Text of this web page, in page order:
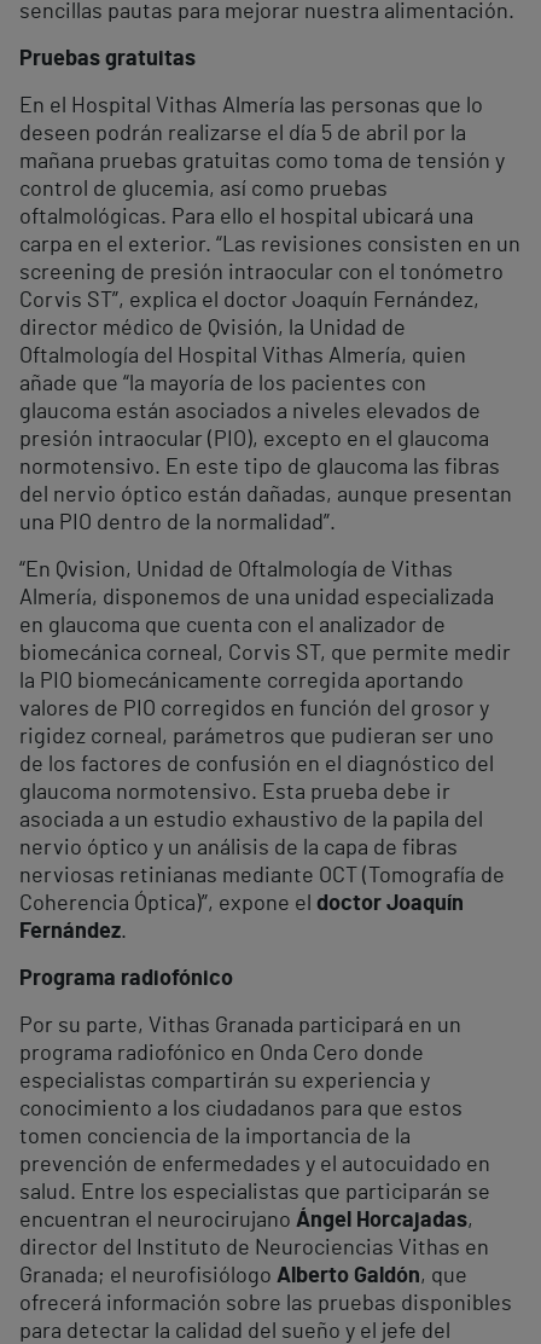
sencillas pautas para mejorar nuestra alimentación.
Pruebas gratuitas
En el Hospital Vithas Almería las personas que lo
deseen podrán realizarse el día 5 de abril por la
mañana pruebas gratuitas como toma de tensión y
control de glucemia, así como pruebas
oftalmológicas. Para ello el hospital ubicará una
carpa en el exterior. “Las revisiones consisten en un
screening de presión intraocular con el tonómetro
Corvis ST”, explica el doctor Joaquín Fernández,
director médico de Qvisión, la Unidad de
Oftalmología del Hospital Vithas Almería, quien
añade que “la mayoría de los pacientes con
glaucoma están asociados a niveles elevados de
presión intraocular (PIO), excepto en el glaucoma
normotensivo. En este tipo de glaucoma las fibras
del nervio óptico están dañadas, aunque presentan
una PIO dentro de la normalidad”.
“En Qvision, Unidad de Oftalmología de Vithas
Almería, disponemos de una unidad especializada
en glaucoma que cuenta con el analizador de
biomecánica corneal, Corvis ST, que permite medir
la PIO biomecánicamente corregida aportando
valores de PIO corregidos en función del grosor y
rigidez corneal, parámetros que pudieran ser uno
de los factores de confusión en el diagnóstico del
glaucoma normotensivo. Esta prueba debe ir
asociada a un estudio exhaustivo de la papila del
nervio óptico y un análisis de la capa de fibras
nerviosas retinianas mediante OCT (Tomografía de
Coherencia Óptica)”, expone el doctor Joaquín
Fernández.
Programa radiofónico
Por su parte, Vithas Granada participará en un
programa radiofónico en Onda Cero donde
especialistas compartirán su experiencia y
conocimiento a los ciudadanos para que estos
tomen conciencia de la importancia de la
prevención de enfermedades y el autocuidado en
salud. Entre los especialistas que participarán se
encuentran el neurocirujano Ángel Horcajadas,
director del Instituto de Neurociencias Vithas en
Granada; el neurofisiólogo Alberto Galdón, que
ofrecerá información sobre las pruebas disponibles
para detectar la calidad del sueño y el jefe del